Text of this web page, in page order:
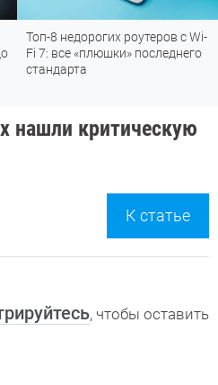
роутеров с Wi-
«плюшки» последнего
нашли критическую
К статье
, чтобы оставить